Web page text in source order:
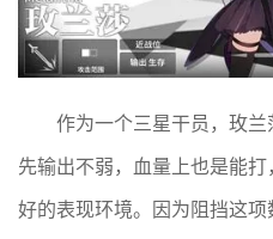
作为一个三星干员，玫
先输出不弱，血量上也是能
好的表现环境。因为阻挡这